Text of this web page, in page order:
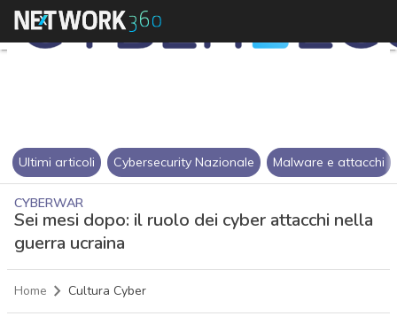
Ultimi articoli Cybersecurity Nazionale Malware e attacchi
CYBERWAR
Sei mesi dopo: il ruolo dei cyber attacchi nella
guerra ucraina
Home Cultura Cyber